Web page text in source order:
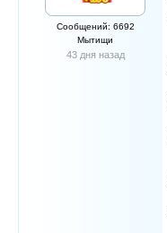
Сообщений: 6692
Мытищи
43 дня назад